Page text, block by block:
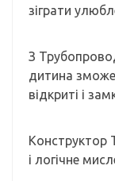
зіграти
З
дитина зможе
відкриті і
Конструктор
і логічне